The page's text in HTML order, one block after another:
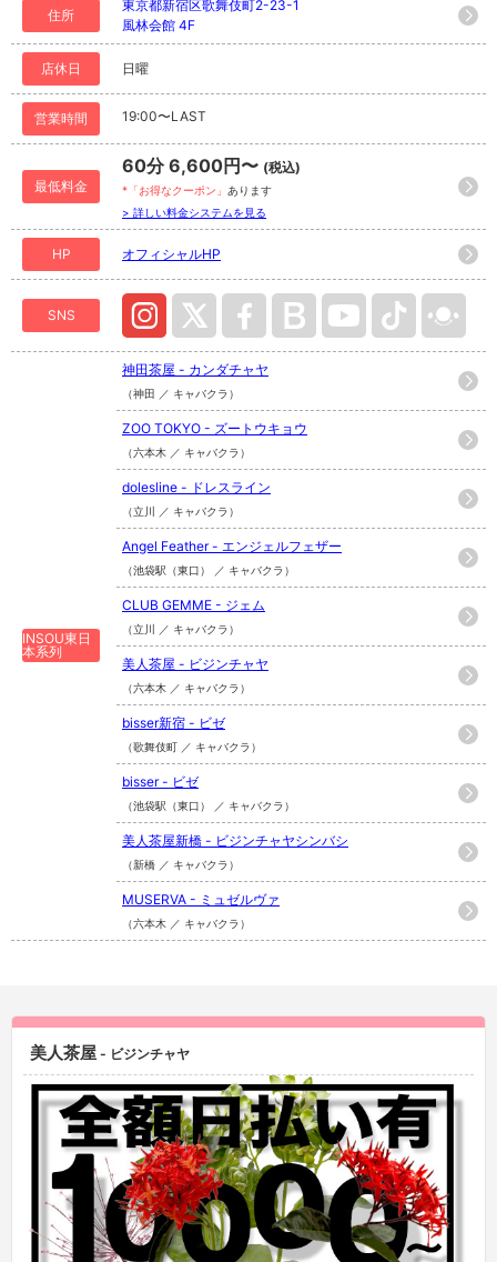
住所
東京都新宿区歌舞伎町2-23-1
風林会館 4F
店休日 日曜
営業時間 19:00〜LAST
最低料金
60分 6,600円〜 (税込)
*「お得なクーポン」 あります
> 詳しい料金システムを見る
HP オフィシャルHP
SNS
INSOU東日
本系列
神田茶屋 - カンダチャヤ
（神田 ／ キャバクラ）
ZOO TOKYO - ズートウキョウ
（六本木 ／ キャバクラ）
dolesline - ドレスライン
（立川 ／ キャバクラ）
Angel Feather - エンジェルフェザー
（池袋駅（東口） ／ キャバクラ）
CLUB GEMME - ジェム
（立川 ／ キャバクラ）
美人茶屋 - ビジンチャヤ
（六本木 ／ キャバクラ）
bisser新宿 - ビゼ
（歌舞伎町 ／ キャバクラ）
bisser - ビゼ
（池袋駅（東口） ／ キャバクラ）
美人茶屋新橋 - ビジンチャヤシンバシ
（新橋 ／ キャバクラ）
MUSERVA - ミュゼルヴァ
（六本木 ／ キャバクラ）
美人茶屋 - ビジンチャヤ